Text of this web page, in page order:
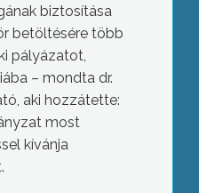
biztosítása
betöltésére több
pályázatot,
– mondta dr.
aki hozzátette:
most
kívánja